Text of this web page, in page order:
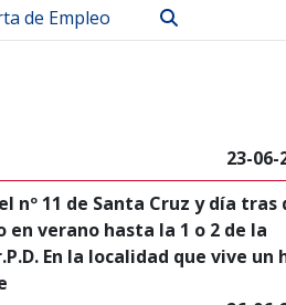
de Empleo
23-06-
nº 11 de Santa Cruz y día tras
verano hasta la 1 o 2 de la
En la localidad que vive un